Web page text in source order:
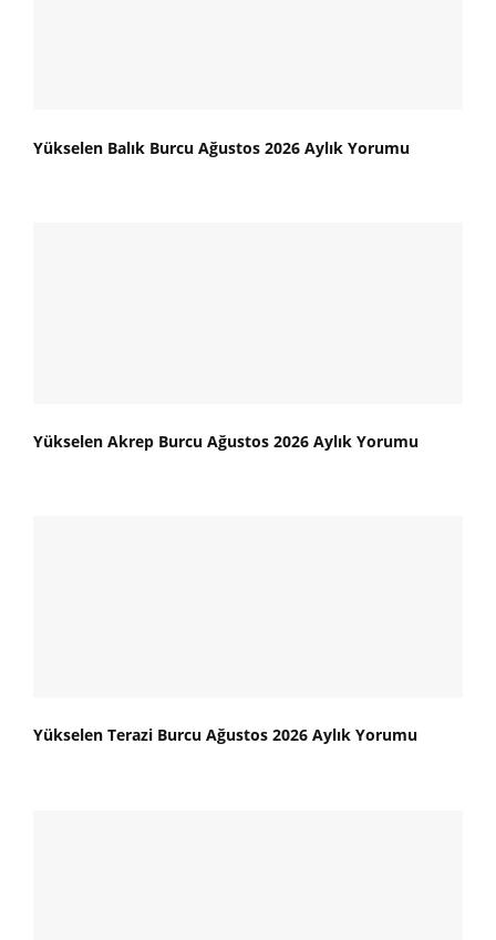
Yükselen Balık Burcu Ağustos 2026 Aylık Yorumu
Yükselen Akrep Burcu Ağustos 2026 Aylık Yorumu
Yükselen Terazi Burcu Ağustos 2026 Aylık Yorumu